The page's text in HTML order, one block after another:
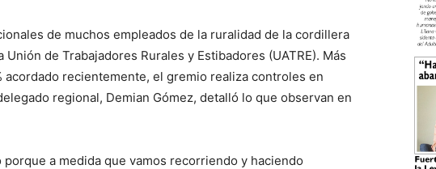
de muchos empleados de la ruralidad de la cordillera
de Trabajadores Rurales y Estibadores (UATRE). Más
recientemente, el gremio realiza controles en
regional, Demian Gómez, detalló lo que observan en
a medida que vamos recorriendo y haciendo